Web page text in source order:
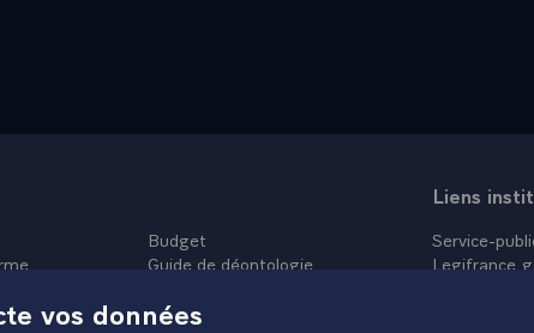
Budget
Guide de déontologie
Plan du site
Liens
Service-
vos données